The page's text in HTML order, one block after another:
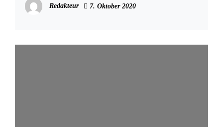
Redakteur 7. Oktober 2020